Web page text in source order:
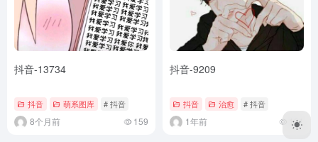
抖音-13734
抖音 萌系图库 # 抖音
8个月前 159
抖音-9209
抖音 治愈 # 抖音
1年前 191